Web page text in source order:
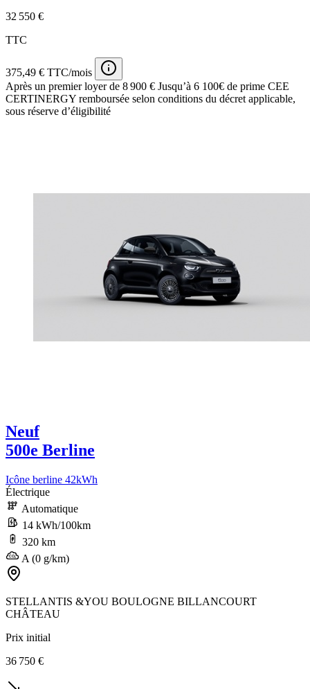
32 550 €
TTC
375,49 € TTC/mois
Après un premier loyer de 8 900 € Jusqu’à 6 100€ de prime CEE
CERTINERGY remboursée selon conditions du décret applicable,
sous réserve d’éligibilité
Neuf
500e Berline
Icône berline 42kWh
Électrique
Automatique
14 kWh/100km
320 km
A (0 g/km)
STELLANTIS &YOU BOULOGNE BILLANCOURT
CHÂTEAU
Prix initial
36 750 €